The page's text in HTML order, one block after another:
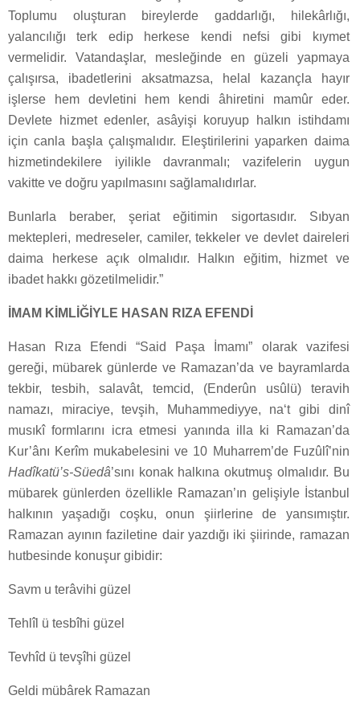
Toplumu oluşturan bireylerde gaddarlığı, hilekârlığı,
yalancılığı terk edip herkese kendi nefsi gibi kıymet
vermelidir. Vatandaşlar, mesleğinde en güzeli yapmaya
çalışırsa, ibadetlerini aksatmazsa, helal kazançla hayır
işlerse hem devletini hem kendi âhiretini mamûr eder.
Devlete hizmet edenler, asâyişi koruyup halkın istihdamı
için canla başla çalışmalıdır. Eleştirilerini yaparken daima
hizmetindekilere iyilikle davranmalı; vazifelerin uygun
vakitte ve doğru yapılmasını sağlamalıdırlar.
Bunlarla beraber, şeriat eğitimin sigortasıdır. Sıbyan
mektepleri, medreseler, camiler, tekkeler ve devlet daireleri
daima herkese açık olmalıdır. Halkın eğitim, hizmet ve
ibadet hakkı gözetilmelidir.”
İMAM KİMLİĞİYLE HASAN RIZA EFENDİ
Hasan Rıza Efendi “Said Paşa İmamı” olarak vazifesi
gereği, mübarek günlerde ve Ramazan’da ve bayramlarda
tekbir, tesbih, salavât, temcid, (Enderûn usûlü) teravih
namazı, miraciye, tevşih, Muhammediyye, na‘t gibi dinî
musıkî formlarını icra etmesi yanında illa ki Ramazan’da
Kur’ân­ı Kerîm mukabelesini ve 10 Muharrem’de Fuzûlî’nin
Hadîkatü’s-Süedâ’sını konak halkına okutmuş olmalıdır. Bu
mübarek günlerden özellikle Ramazan’ın gelişiyle İstanbul
halkının yaşadığı coşku, onun şiirlerine de yansımıştır.
Ramazan ayının faziletine dair yazdığı iki şiirinde, ramazan
hutbesinde konuşur gibidir:
Savm u terâvihi güzel
Tehlîl ü tesbîhi güzel
Tevhîd ü tevşîhi güzel
Geldi mübârek Ramazan